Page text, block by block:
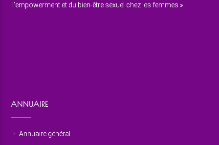
l’empowerment et du bien-être sexuel chez les femmes »
ANNUAIRE
Annuaire général